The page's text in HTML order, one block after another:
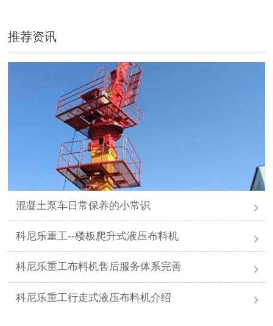
推荐资讯
混凝土泵车日常保养的小常识
科尼乐重工--楼板爬升式液压布料机
科尼乐重工布料机售后服务体系完善
科尼乐重工行走式液压布料机介绍